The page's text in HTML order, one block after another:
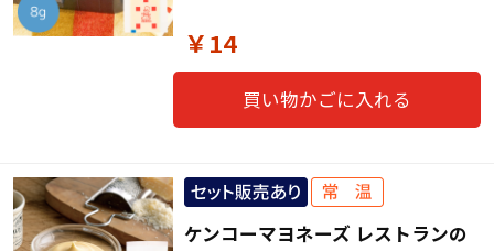
￥14
買い物かごに入れる
ケンコーマヨネーズ レストランの